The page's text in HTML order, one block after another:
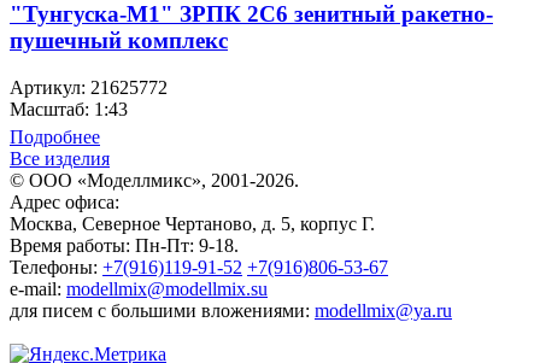
"Тунгуска-М1" ЗРПК 2С6 зенитный ракетно-
пушечный комплекс
Артикул: 21625772
Масштаб: 1:43
Подробнее
Все изделия
© ООО «Моделлмикс», 2001-2026.
Адрес офиса:
Москва, Северное Чертаново, д. 5, корпус Г.
Время работы: Пн-Пт: 9-18.
Телефоны: +7(916)119-91-52 +7(916)806-53-67
e-mail: modellmix@modellmix.su
для писем с большими вложениями: modellmix@ya.ru